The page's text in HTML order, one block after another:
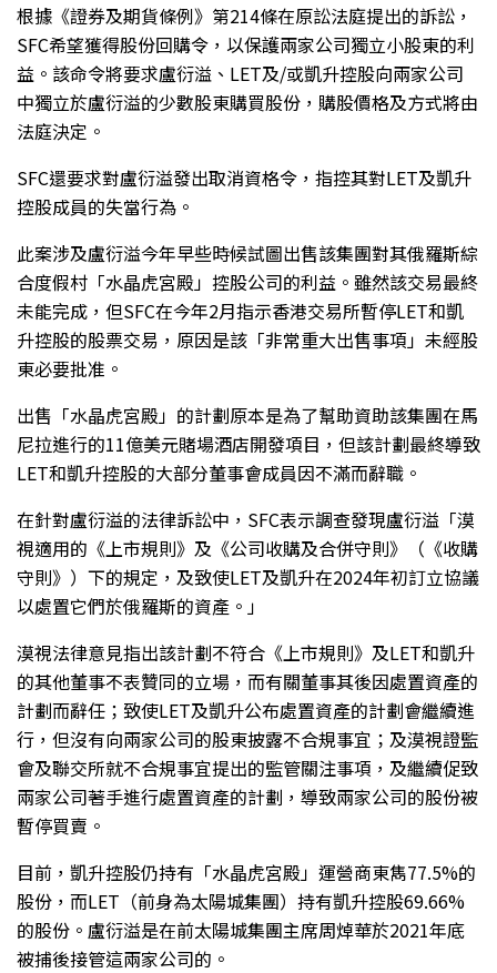
根據《證券及期貨條例》第214條在原訟法庭提出的訴訟，
SFC希望獲得股份回購令，以保護兩家公司獨立小股東的利
益。該命令將要求盧衍溢、LET及/或凱升控股向兩家公司
中獨立於盧衍溢的少數股東購買股份，購股價格及方式將由
法庭決定。
SFC還要求對盧衍溢發出取消資格令，指控其對LET及凱升
控股成員的失當行為。
此案涉及盧衍溢今年早些時候試圖出售該集團對其俄羅斯綜
合度假村「水晶虎宮殿」控股公司的利益。雖然該交易最終
未能完成，但SFC在今年2月指示香港交易所暫停LET和凱
升控股的股票交易，原因是該「非常重大出售事項」未經股
東必要批准。
出售「水晶虎宮殿」的計劃原本是為了幫助資助該集團在馬
尼拉進行的11億美元賭場酒店開發項目，但該計劃最終導致
LET和凱升控股的大部分董事會成員因不滿而辭職。
在針對盧衍溢的法律訴訟中，SFC表示調查發現盧衍溢「漠
視適用的《上市規則》及《公司收購及合併守則》（《收購
守則》）下的規定，及致使LET及凱升在2024年初訂立協議
以處置它們於俄羅斯的資產。」
漠視法律意見指出該計劃不符合《上市規則》及LET和凱升
的其他董事不表贊同的立場，而有關董事其後因處置資產的
計劃而辭任；致使LET及凱升公布處置資產的計劃會繼續進
行，但沒有向兩家公司的股東披露不合規事宜；及漠視證監
會及聯交所就不合規事宜提出的監管關注事項，及繼續促致
兩家公司著手進行處置資產的計劃，導致兩家公司的股份被
暫停買賣。
目前，凱升控股仍持有「水晶虎宮殿」運營商東雋77.5%的
股份，而LET（前身為太陽城集團）持有凱升控股69.66%
的股份。盧衍溢是在前太陽城集團主席周焯華於2021年底
被捕後接管這兩家公司的。